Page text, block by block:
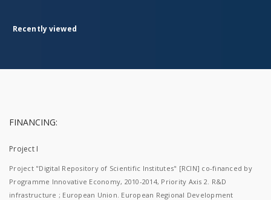
Recently viewed
FINANCING:
Project I
Project "Digital Repository of Scientific Institutes" [RCIN] co-financed by
Programme Innovative Economy, 2010-2014, Priority Axis 2. R&D
infrastructure ; European Union. European Regional Development